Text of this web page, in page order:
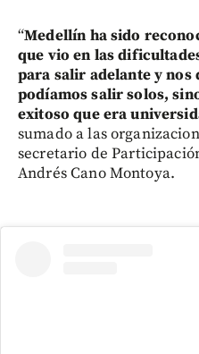
“Medellín ha sido
que vio en las
para salir adelante y nos
podíamos salir solos,
exitoso que era
sumado a las
secretario de
Andrés Cano Montoya.